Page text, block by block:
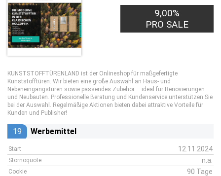
9,00%
PRO SALE
KUNSTSTOFFTÜRENLAND ist der Onlineshop für maßgefertigte
Kunststofftüren. Wir bieten eine große Auswahl an Haus- und
Nebeneingangstüren sowie passendes Zubehör – ideal für Renovierungen
und Neubauten. Professionelle Beratung und Kundenservice unterstützen Sie
bei der Auswahl. Regelmäßige Aktionen bieten dabei attraktive Vorteile für
Kunden und Publisher!
19 Werbemittel
Start 12.11.2024
Stornoquote n.a.
Cookie 90 Tage